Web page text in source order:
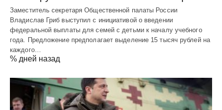
Заместитель секретаря Общественной палаты России
Владислав Гриб выступил с инициативой о введении
федеральной выплаты для семей с детьми к началу учебного
года. Предложение предполагает выделение 15 тысяч рублей на
каждого…
% дней назад